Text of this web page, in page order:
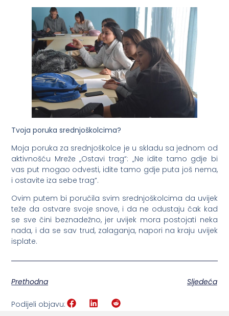
Tvoja poruka srednjoškolcima?
Moja poruka za srednjoškolce je u skladu sa jednom od
aktivnošću Mreže „Ostavi trag“: „Ne idite tamo gdje bi
vas put mogao odvesti, idite tamo gdje puta još nema,
i ostavite iza sebe trag“.
Ovim putem bi poručila svim srednjoškolcima da uvijek
teže da ostvare svoje snove, i da ne odustaju čak kad
se sve čini beznadežno, jer uvijek mora postojati neka
nada, i da se sav trud, zalaganja, napori na kraju uvijek
isplate.
Prethodna Sljedeća
Podijeli objavu: